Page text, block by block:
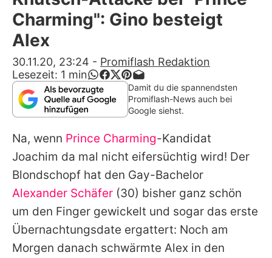
Alle Themen auf Promiflash
App runterladen
Team
Redaktionelle Richtlinien
Impressum
Datenschutzerklärung
Nutzungsbedingungen
Utiq verwalten
Charming": Gino besteigt
Alex
30.11.20, 23:24 - Promiflash Redaktion
Lesezeit: 1 min
Damit du die spannendsten
Promiflash-News auch bei
Google siehst.
Na, wenn Prince Charming-Kandidat
Joachim da mal nicht eifersüchtig wird! Der
Blondschopf hat den Gay-Bachelor
Alexander Schäfer (30) bisher ganz schön
um den Finger gewickelt und sogar das erste
Übernachtungsdate ergattert: Noch am
Morgen danach schwärmte Alex in den